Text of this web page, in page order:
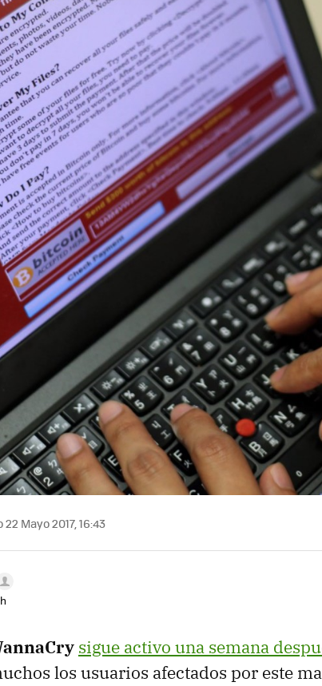
Mayo 2017, 16:43
sigue activo una semana
los usuarios afectados por este